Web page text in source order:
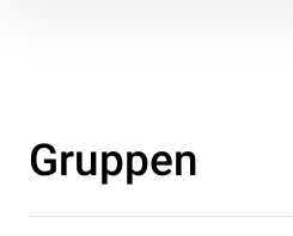
Gruppen